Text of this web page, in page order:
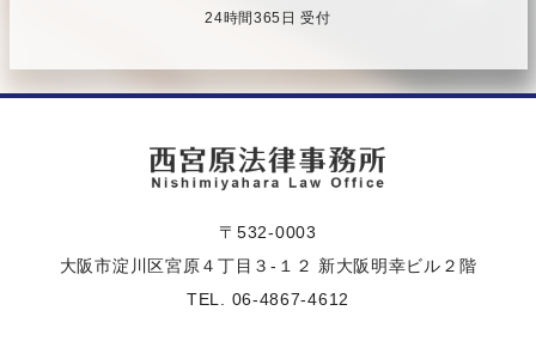
24時間365日 受付
〒532-0003
大阪市淀川区宮原４丁目３-１２ 新大阪明幸ビル２階
TEL. 06-4867-4612